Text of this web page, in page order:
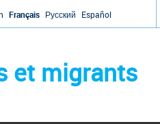
Français Русский Español
et migrants